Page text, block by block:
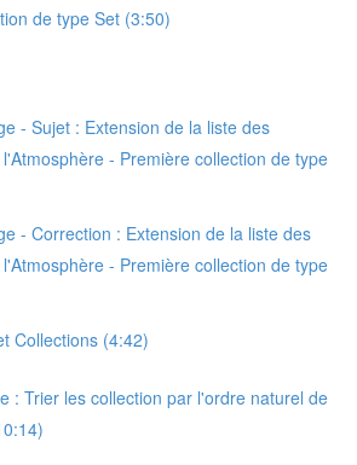
de type Set (3:50)
- Sujet : Extension de la liste des
- Première collection de type
- Correction : Extension de la liste des
- Première collection de type
Collections (4:42)
: Trier les collection par l'ordre naturel de